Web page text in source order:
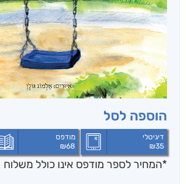
הוספה לסל
דיגיטלי
₪35
מודפס
₪68
*המחיר לספר מודפס אינו כולל משלוח